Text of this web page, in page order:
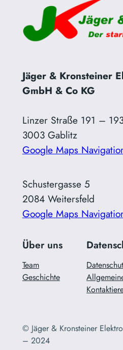
Jäger & Kronsteiner
GmbH & Co KG
Linzer Straße 191 –
3003 Gablitz
Google Maps
Schustergasse 5
2084 Weitersfeld
Google Maps
Über uns
Team
Geschichte
© Jäger & Kronsteiner
– 2024